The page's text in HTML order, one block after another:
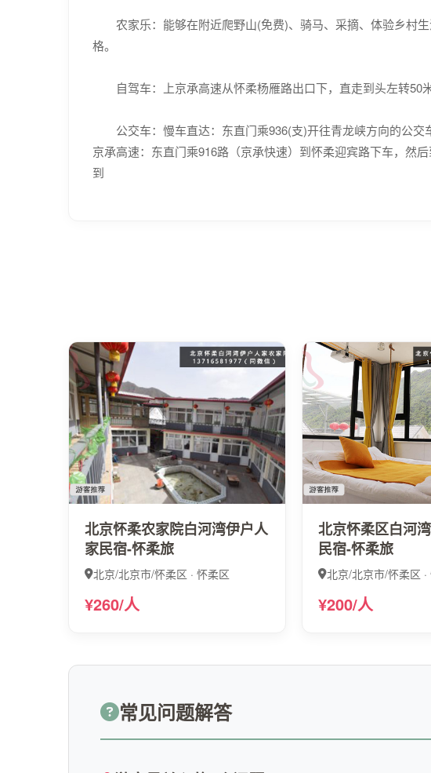
农家乐：能够在附近爬野山(免费)、骑马、采摘、体验乡村生
格。
自驾车：上京承高速从怀柔杨雁路出口下，直走到头左转50
公交车：慢车直达：东直门乘936(支)开往青龙峡方向的公交
京承高速：东直门乘916路（京承快速）到怀柔迎宾路下车，然
到
北京怀柔农家院白河湾伊户人
家民宿-怀柔旅
北京/北京市/怀柔区 · 怀柔区
¥260/人
北京怀柔区白河
民宿-怀柔旅
北京/北京市/怀柔区 ·
¥200/人
常见问题解答